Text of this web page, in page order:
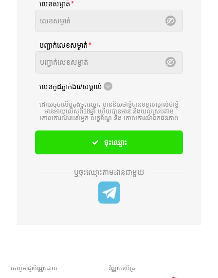
លេខសម្ងាត់
បញ្ជាក់លេខសម្ងាត់
លេខកូដភ្នាក់ងារ/សម្គាល់
ដោយចុចលើប៊ូតុងចុះឈ្មោះ មានន័យថាខ្ញុំបានទទួលស្គាល់ថាខ្ញុំ
មានអាយុលើសពី18ឆ្នាំ ហើយបានអាន និងយល់ស្របតាម
គោលការណ៍របស់អ្នក លក្ខខ័ណ្ឌ និង គោលការណ៍ឯកជនភាព
ចុះឈ្មោះ
ឬចុះឈ្មោះតាមដានជាមួយ
ចេញអាជ្ញាប័ណ្ណដោយ វិញ្ញាបនប័ត្រ